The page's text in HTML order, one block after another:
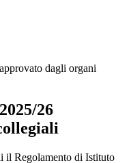
dagli organi
26
il Regolamento di Istituto